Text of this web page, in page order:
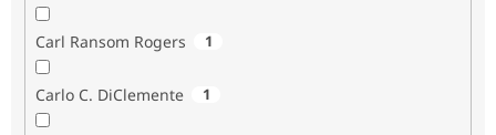
Carl Ransom Rogers 1
Carlo C. DiClemente 1